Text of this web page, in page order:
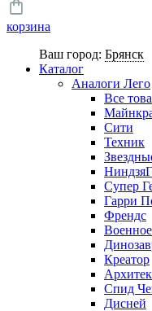
корзина
Ваш город: Брянск
Каталог
Аналоги Лего
Все
Сити
Техник
Супер
Гарри
Френдс
Военное
Креатор
Спид
Дисней